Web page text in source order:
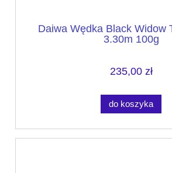
Daiwa Wędka Black Widow
3.30m 100g
235,00 zł
do koszyka